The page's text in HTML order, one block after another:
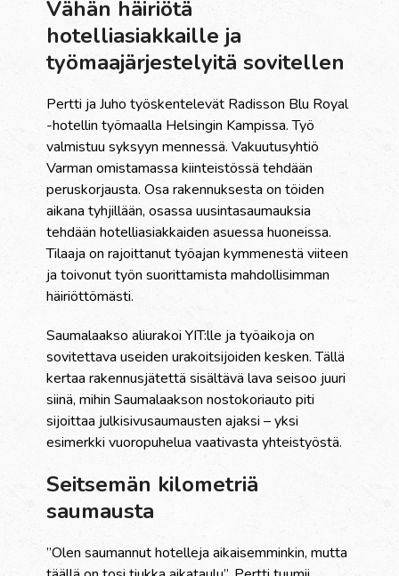
Vähän häiriötä
hotelliasiakkaille ja
työmaajärjestelyitä sovitellen
Pertti ja Juho työskentelevät Radisson Blu Royal
-hotellin työmaalla Helsingin Kampissa. Työ
valmistuu syksyyn mennessä.Vakuutusyhtiö
Varman omistamassa kiinteistössä tehdään
peruskorjausta. Osa rakennuksesta on töiden
aikana tyhjillään, osassa uusintasaumauksia
tehdään hotelliasiakkaiden asuessa huoneissa.
Tilaaja on rajoittanut työajan kymmenestä viiteen
ja toivonut työn suorittamista mahdollisimman
häiriöttömästi.
Saumalaakso aliurakoi YIT:lle ja työaikoja on
sovitettava useiden urakoitsijoiden kesken. Tällä
kertaa rakennusjätettä sisältävä lava seisoo juuri
siinä, mihin Saumalaakson nostokoriauto piti
sijoittaa julkisivusaumausten ajaksi – yksi
esimerkki vuoropuhelua vaativasta yhteistyöstä.
Seitsemän kilometriä
saumausta
”Olen saumannut hotelleja aikaisemminkin, mutta